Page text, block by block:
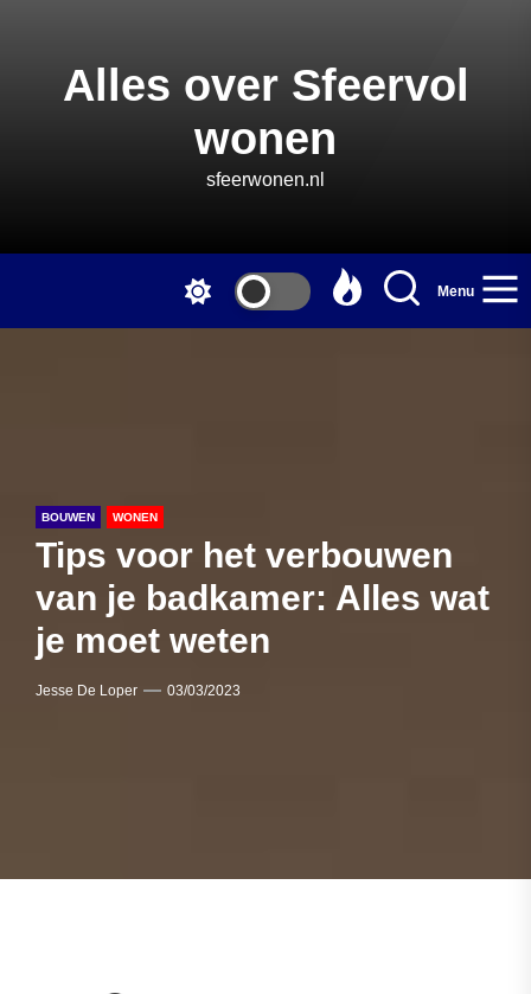
Alles over Sfeervol
wonen
sfeerwonen.nl
Menu
BOUWEN WONEN
Tips voor het verbouwen
van je badkamer: Alles wat
je moet weten
Jesse De Loper 03/03/2023